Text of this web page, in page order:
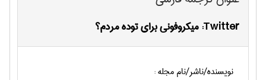
Twitter: میکروفونی برای توده مردم؟
نویسنده/ناشر/نام مجله :